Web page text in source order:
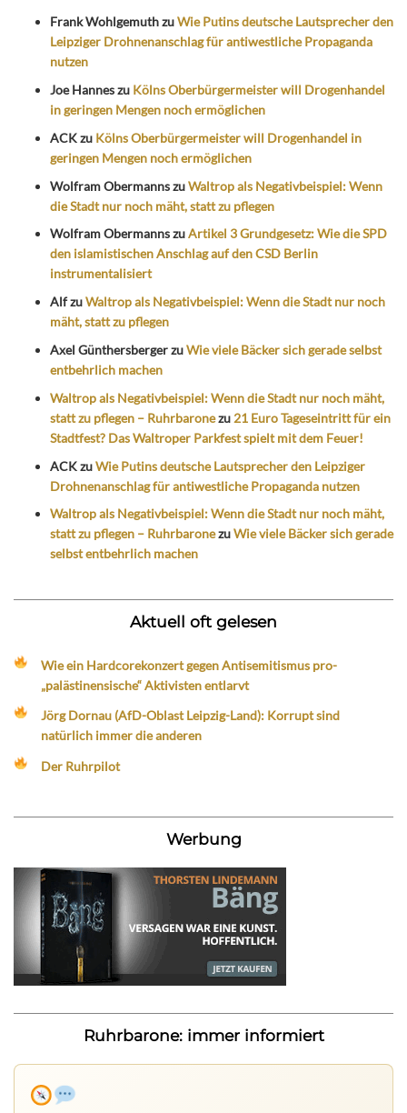
Frank WohlgemuthzuWie Putins deutsche Lautsprecher den
Leipziger Drohnenanschlag für antiwestliche Propaganda
nutzen
Joe Hanneszu Kölns Oberbürgermeister will Drogenhandel
in geringen Mengen noch ermöglichen
ACKzu Kölns Oberbürgermeister will Drogenhandel in
geringen Mengen noch ermöglichen
Wolfram ObermannszuWaltrop als Negativbeispiel: Wenn
die Stadt nur noch mäht, statt zu pflegen
Wolfram ObermannszuArtikel 3 Grundgesetz: Wie die SPD
den islamistischen Anschlag auf den CSD Berlin
instrumentalisiert
AlfzuWaltrop als Negativbeispiel: Wenn die Stadt nur noch
mäht, statt zu pflegen
Axel GünthersbergerzuWie viele Bäcker sich gerade selbst
entbehrlich machen
Waltrop als Negativbeispiel: Wenn die Stadt nur noch mäht,
statt zu pflegen – Ruhrbaronezu 21 Euro Tageseintritt für ein
Stadtfest? Das Waltroper Parkfest spielt mit dem Feuer!
ACKzuWie Putins deutsche Lautsprecher den Leipziger
Drohnenanschlag für antiwestliche Propaganda nutzen
Waltrop als Negativbeispiel: Wenn die Stadt nur noch mäht,
statt zu pflegen – RuhrbaronezuWie viele Bäcker sich gerade
selbst entbehrlich machen
Aktuell oft gelesen
Wie ein Hardcorekonzert gegen Antisemitismus pro-
„palästinensische“ Aktivisten entlarvt
Jörg Dornau (AfD-Oblast Leipzig-Land): Korrupt sind
natürlich immer die anderen
Der Ruhrpilot
Werbung
Ruhrbarone: immer informiert